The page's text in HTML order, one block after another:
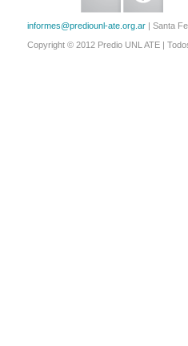
informes@prediounl-ate.org.ar | Santa
Copyright © 2012 Predio UNL ATE |